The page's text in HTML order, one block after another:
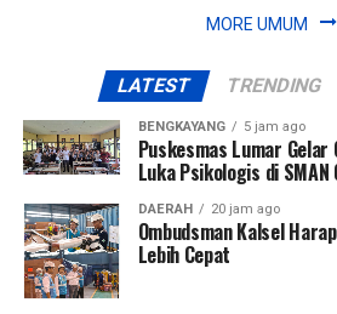
MORE UMUM
LATEST TRENDING
BENGKAYANG 5 jam ago
Puskesmas Lumar
Luka Psikologis di SMAN
DAERAH 20 jam ago
Ombudsman Kalsel
Lebih Cepat